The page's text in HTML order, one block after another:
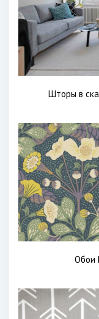
Шторы в
Обои